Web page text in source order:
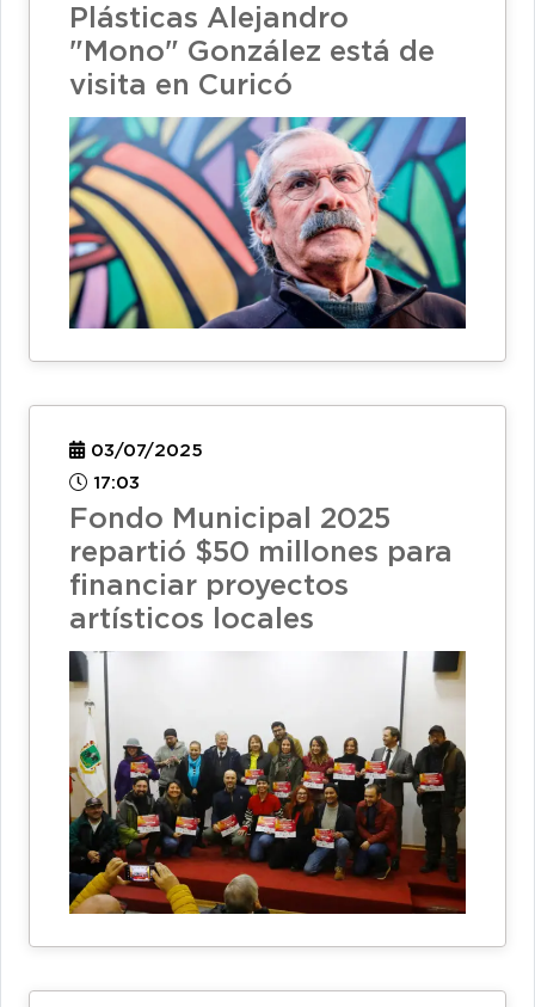
Plásticas Alejandro
"Mono" González está de
visita en Curicó
03/07/2025
17:03
Fondo Municipal 2025
repartió $50 millones para
financiar proyectos
artísticos locales